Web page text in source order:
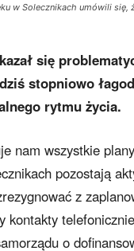
w Solecznikach umówili
się
stopniowo
rytmu życia.
nam wszystkie
pozostają
z
kontakty
o